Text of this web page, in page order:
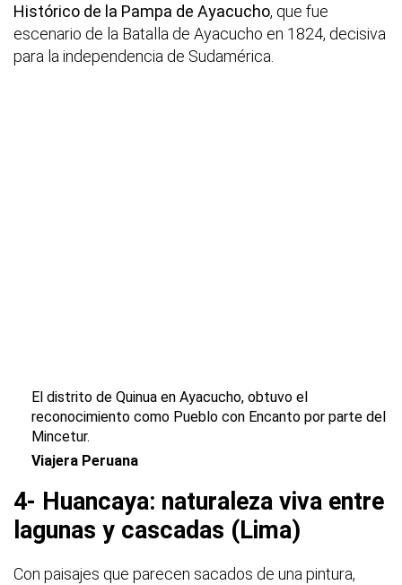
Histórico de la Pampa de Ayacucho, que fue
escenario de la Batalla de Ayacucho en 1824, decisiva
para la independencia de Sudamérica.
El distrito de Quinua en Ayacucho, obtuvo el
reconocimiento como Pueblo con Encanto por parte del
Mincetur.
Viajera Peruana
4- Huancaya: naturaleza viva entre
lagunas y cascadas (Lima)
Con paisajes que parecen sacados de una pintura,